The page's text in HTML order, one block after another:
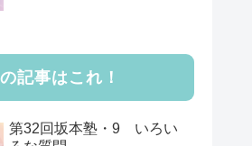
記事はこれ！
第32回坂本塾・9 いろい